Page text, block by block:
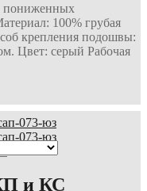
пониженных
100% грубая
крепления подошвы:
Цвет: серый Рабочая
и КС